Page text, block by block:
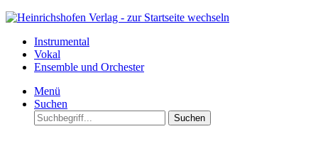
Instrumental
Vokal
Ensemble und Orchester
Menü
Suchen
Suchen